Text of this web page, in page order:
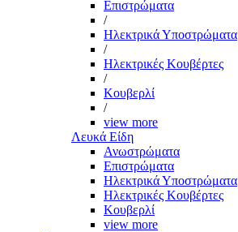
Επιστρώματα
/
Ηλεκτρικά Υποστρώματα
/
Ηλεκτρικές Κουβέρτες
/
Κουβερλί
/
view more
Λευκά Είδη
Ανωστρώματα
Επιστρώματα
Ηλεκτρικά Υποστρώματα
Ηλεκτρικές Κουβέρτες
Κουβερλί
view more